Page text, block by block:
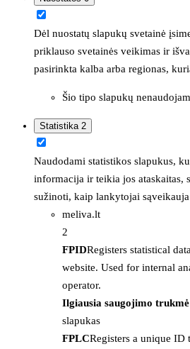
Dėl nuostatų slapukų svetainė
priklauso svetainės veikimas ir
pasirinkta kalba arba regionas,
Šio tipo slapukų
Statistika 2
Naudodami statistikos slapukus,
informacija ir teikia jos ataskaitas,
sužinoti, kaip lankytojai sąveikauja
meliva.lt
2
FPIDRegisters statistical
website. Used for internal
operator.
Ilgiausia saugojimo trukmė
slapukas
FPLCRegisters a unique ID